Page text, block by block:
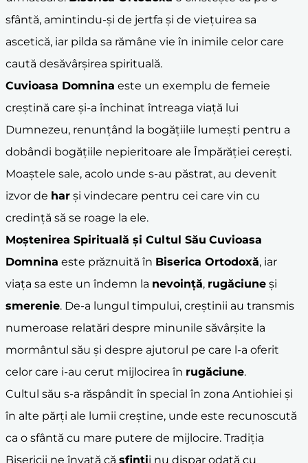
sfântă, amintindu-și de jertfa și de viețuirea sa
ascetică, iar pilda sa rămâne vie în inimile celor care
caută desăvârșirea spirituală.
Cuvioasa Domnina este un exemplu de femeie
creștină care și-a închinat întreaga viață lui
Dumnezeu, renunțând la bogățiile lumești pentru a
dobândi bogățiile nepieritoare ale Împărăției cerești.
Moaștele sale, acolo unde s-au păstrat, au devenit
izvor de har și vindecare pentru cei care vin cu
credință să se roage la ele.
Moștenirea Spirituală și Cultul Său Cuvioasa
Domnina este prăznuită în Biserica Ortodoxă, iar
viața sa este un îndemn la nevoință, rugăciune și
smerenie. De-a lungul timpului, creștinii au transmis
numeroase relatări despre minunile săvârșite la
mormântul său și despre ajutorul pe care l-a oferit
celor care i-au cerut mijlocirea în rugăciune.
Cultul său s-a răspândit în special în zona Antiohiei și
în alte părți ale lumii creștine, unde este recunoscută
ca o sfântă cu mare putere de mijlocire. Tradiția
Bisericii ne învață că sfinții nu dispar odată cu